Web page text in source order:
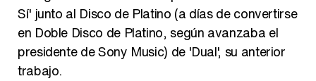
Sí' junto al Disco de Platino (a días de convertirse
en Doble Disco de Platino, según avanzaba el
presidente de Sony Music) de 'Dual', su anterior
trabajo.